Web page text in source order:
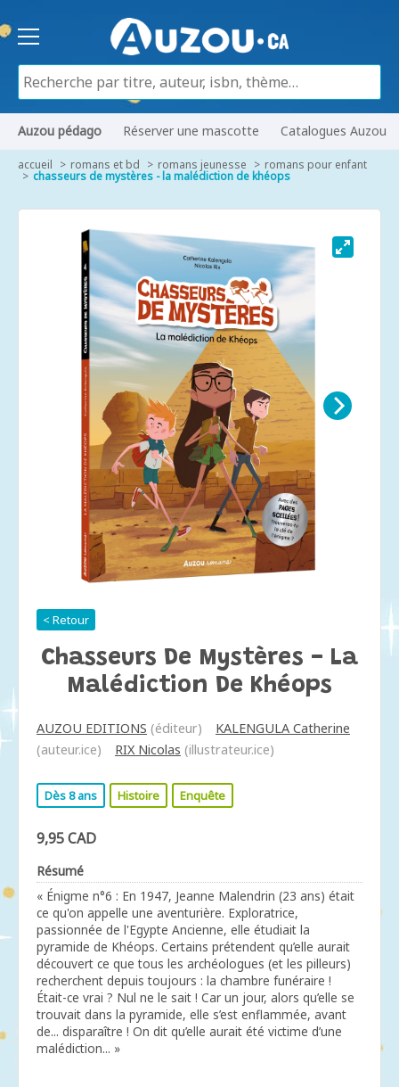
Auzou pédago Réserver une mascotte Catalogues Auzou
accueil romans et bd romans jeunesse romans pour enfant
chasseurs de mystères - la malédiction de khéops
< Retour
Chasseurs De Mystères - La
Malédiction De Khéops
AUZOU EDITIONS (éditeur)
KALENGULA Catherine
(auteur.ice)
RIX Nicolas (illustrateur.ice)
Dès 8 ans Histoire Enquête
9,95 CAD
Résumé
« Énigme n°6 : En 1947, Jeanne Malendrin (23 ans) était
ce qu'on appelle une aventurière. Exploratrice,
passionnée de l'Egypte Ancienne, elle étudiait la
pyramide de Khéops. Certains prétendent qu’elle aurait
découvert ce que tous les archéologues (et les pilleurs)
recherchent depuis toujours : la chambre funéraire !
Était-ce vrai ? Nul ne le sait ! Car un jour, alors qu’elle se
trouvait dans la pyramide, elle s’est enflammée, avant
de... disparaître ! On dit qu’elle aurait été victime d’une
malédiction... »